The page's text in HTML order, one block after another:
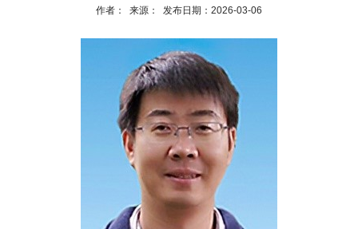
作者： 来源： 发布日期：2026-03-06